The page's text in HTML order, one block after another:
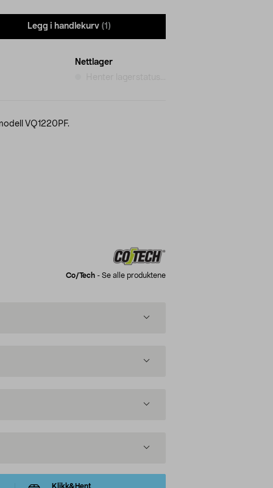
Legg i handlekurv (1)
Nettlager
VQ1220PF.
Co/tech - Se alle produktene
Klikk&Hent